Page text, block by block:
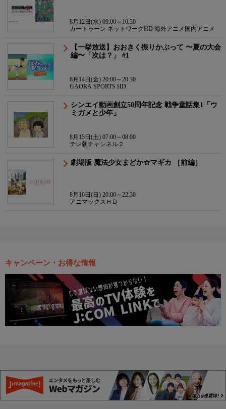
8月12日(水) 09:00～10:30
カートゥーン ネットワークHD 海外アニメ国内アニメ
【一挙放送】おおきく振りかぶって 〜夏の大会
編〜「次は？」 #1
8月14日(金) 20:00～20:30
GAORA SPORTS HD
シンエイ動画創立50周年記念 戦争童話集1「ウ
ミガメと少年」
8月15日(土) 07:00～08:00
テレ朝チャンネル２
劇場版 魔法少女まどか☆マギカ ［前編］
8月16日(日) 20:00～22:30
アニマックスＨＤ
キャンペーン・お得な情報